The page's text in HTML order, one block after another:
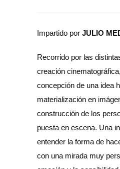
Impartido por JULIO
Recorrido por las
creación
concepción de una idea
materialización en
construcción de los
puesta en escena. Una
entender la forma de
con una mirada muy